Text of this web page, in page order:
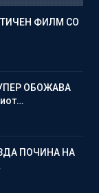
ФИЛМ СО
ОБОЖАВА
ПОЧИНА НА